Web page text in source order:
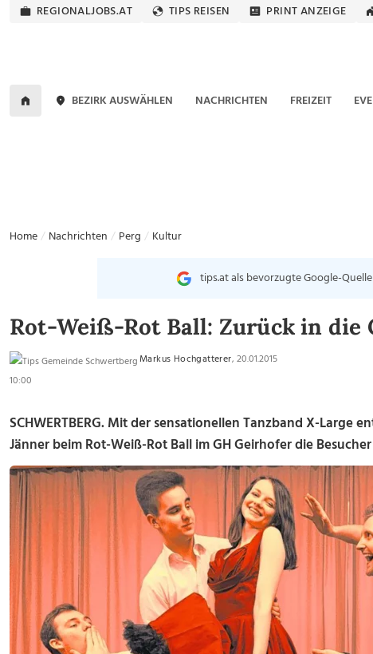
REGIONALJOBS.AT TIPS REISEN PRINT ANZEIGE
BEZIRK AUSWÄHLEN NACHRICHTEN FREIZEIT
Home Nachrichten Perg Kultur
tips.at als bevorzugte Google-
Rot-Weiß-Rot Ball: Zurück in die
Markus Hochgatterer, 20.01.2015
10:00
SCHWERTBERG. Mit der sensationellen Tanzband X-Large
Jänner beim Rot-Weiß-Rot Ball im GH Geirhofer die